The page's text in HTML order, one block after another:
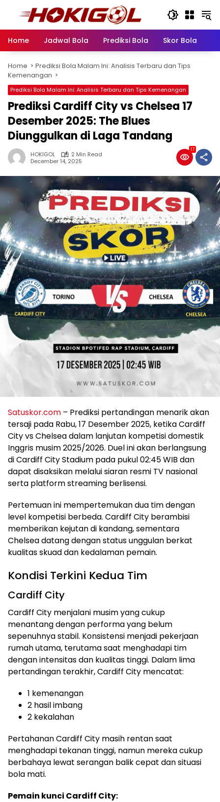
Home
Jadwal Bola Prediksi Bola Skor Bola
Home
Prediksi Bola Malam Ini: Analisis Terbaru dan Tips
Kemenangan
Prediksi Bola Malam Ini: Analisis Terbaru dan Tips Kemenangan
Prediksi Cardiff City vs Chelsea 17
Desember 2025: The Blues
Diunggulkan di Laga Tandang
HOKIGOL
2 Min Read
December 14, 2025
17
Satuskor.com – Prediksi pertandingan menarik akan
tersaji pada Rabu, 17 Desember 2025, ketika Cardiff
City vs Chelsea dalam lanjutan kompetisi domestik
Inggris musim 2025/2026. Duel ini akan berlangsung
di Cardiff City Stadium pada pukul 02:45 WIB dan
dapat disaksikan melalui siaran resmi TV nasional
serta platform streaming berlisensi.
Pertemuan ini mempertemukan dua tim dengan
level kompetisi berbeda. Cardiff City berambisi
memberikan kejutan di kandang, sementara
Chelsea datang dengan status unggulan berkat
kualitas skuad dan kedalaman pemain.
Kondisi Terkini Kedua Tim
Cardiff City
Cardiff City menjalani musim yang cukup
menantang dengan performa yang belum
sepenuhnya stabil. Konsistensi menjadi pekerjaan
rumah utama, terutama saat menghadapi tim
dengan intensitas dan kualitas tinggi. Dalam lima
pertandingan terakhir, Cardiff City mencatat:
1 kemenangan
2 hasil imbang
2 kekalahan
Pertahanan Cardiff City masih rentan saat
menghadapi tekanan tinggi, namun mereka cukup
berbahaya lewat serangan balik cepat dan situasi
bola mati.
Pemain kunci Cardiff City: